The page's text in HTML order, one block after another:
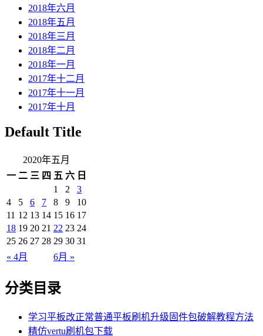
2018年六月
2018年五月
2018年三月
2018年二月
2018年一月
2017年十二月
2017年十一月
2017年十月
Default Title
2020年五月
一 二 三 四 五 六 日
« 4月 6月 »
1 2
3
4
5 6 7 8 9
10
11 12 13 14 15 16 17
18 19 20 21 22 23 24
25 26 27 28 29 30 31
分类目录
学习平板改正常普通平板刷机升级固件包破解教程方法
精仿vertu刷机包下载